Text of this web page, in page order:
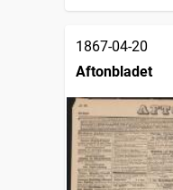
1867-04-20
Aftonbladet